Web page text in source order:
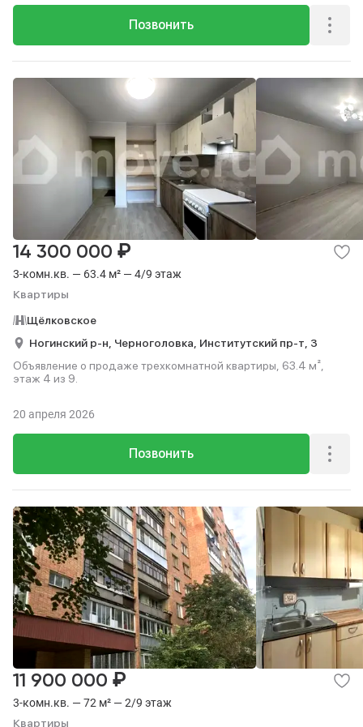
Позвонить
3-комн.кв. — 63.4 м² — 4/9 этаж
Квартиры
14 300 000 ₽
Щёлковское
Ногинский р-н, Черноголовка, Институтский пр-т, 3
Объявление о продаже трехкомнатной квартиры, 63.4 м²,
этаж 4 из 9.
Позвонить
20 апреля 2026
3-комн.кв. — 72 м² — 2/9 этаж
Квартиры
11 900 000 ₽